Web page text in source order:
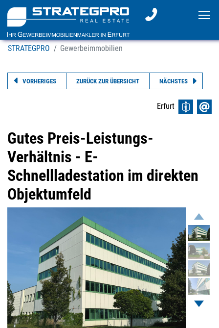
STRATEGPRO Gewerbeimmobilien
VORHERIGES ZURÜCK ZUR ÜBERSICHT NÄCHSTES
Erfurt
Gutes Preis-Leistungs-
Verhältnis - E-
Schnellladestation im direkten
Objektumfeld